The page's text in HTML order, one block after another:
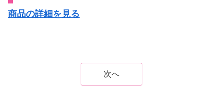
商品の詳細を見る
次へ